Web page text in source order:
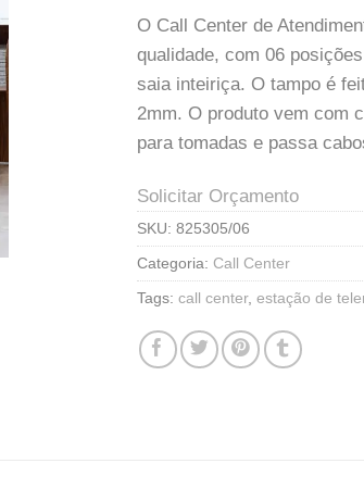
O Call Center de
qualidade, com 06
saia inteiriça. O tampo é
2mm. O produto vem com
para tomadas e passa
Solicitar Orçamento
SKU: 825305/06
Categoria: Call Center
Tags: call center, estação de